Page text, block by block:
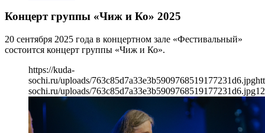
Концерт группы «Чиж и Ко» 2025
20 сентября 2025 года в концертном зале «Фестивальный»
состоится концерт группы «Чиж и Ко».
https://kuda-
sochi.ru/uploads/763c85d7a33e3b5909768519177231d6.jpg
sochi.ru/uploads/763c85d7a33e3b5909768519177231d6.jpg